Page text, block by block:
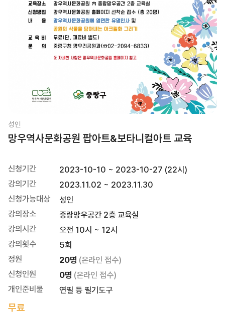
성인
망우역사문화공원 팝아트&보타니컬아트 교육
신청기간
2023-10-10 ~ 2023-10-27 (22시)
강의기간
2023.11.02 ~ 2023.11.30
신청가능대상
성인
강의장소
중랑망우공간 2층 교육실
강의시간
오전 10시 ~ 12시
강의횟수
5회
정원
20명 (온라인 접수)
신청인원
0명 (온라인 접수)
개인준비물
연필 등 필기도구
무료